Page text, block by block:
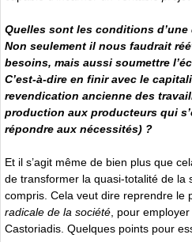
Quelles sont les conditions
Non seulement il nous faudrait
besoins, mais aussi soumettre
C’est-à-dire en finir avec le
revendication ancienne des
production aux producteurs qui
répondre aux nécessités) ?
Et il s’agit même de bien plus que
de transformer la quasi-totalité de la
compris. Cela veut dire reprendre le
radicale de la société , pour
Castoriadis. Quelques points pour